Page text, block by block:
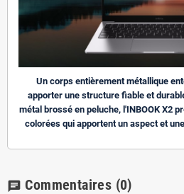
Un corps entièrement métallique
apporter une structure fiable et
métal brossé en peluche, l'INBOOK X2
colorées qui apportent un aspect et
chat Commentaires (0)